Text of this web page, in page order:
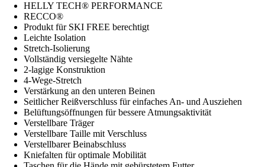
HELLY TECH® PERFORMANCE
RECCO®
Produkt für SKI FREE berechtigt
Leichte Isolation
Stretch-Isolierung
Vollständig versiegelte Nähte
2-lagige Konstruktion
4-Wege-Stretch
Verstärkung an den unteren Beinen
Seitlicher Reißverschluss für einfaches An- und Ausziehen
Belüftungsöffnungen für bessere Atmungsaktivität
Verstellbare Träger
Verstellbare Taille mit Verschluss
Verstellbarer Beinabschluss
Kniefalten für optimale Mobilität